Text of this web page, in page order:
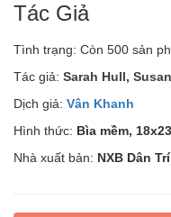
Tác Giả
Tình trạng: Còn 500 sản
Tác giả: Sarah Hull,
Dịch giả: Vân Khanh
Hình thức: Bìa mềm,
Nhà xuất bản: NXB Dân Trí